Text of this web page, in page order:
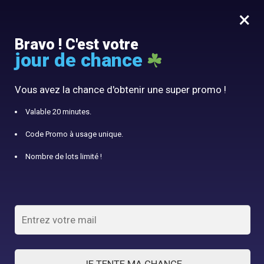
0
10% offert avec le code panier10
×
Bravo ! C'est votre
jour de chance
Vous avez la chance d'obtenir une super promo !
Valable 20 minutes.
Code Promo à usage unique.
Nombre de lots limité !